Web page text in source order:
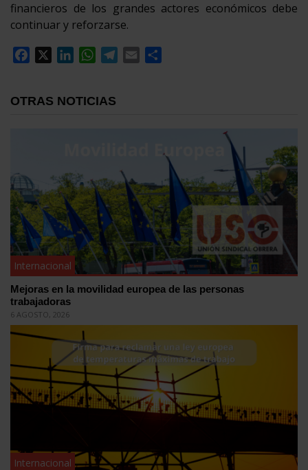
financieros de los grandes actores económicos debe
continuar y reforzarse.
Facebook
LinkedInWhatsApp
Telegram
Email
OTRAS NOTICIAS
Internacional
Mejoras en la movilidad europea de las personas
trabajadoras
6 AGOSTO, 2026
Internacional